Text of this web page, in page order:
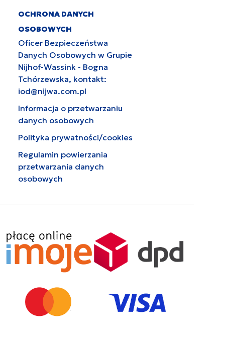
OCHRONA DANYCH
OSOBOWYCH
Oficer Bezpieczeństwa
Danych Osobowych w Grupie
Nijhof-Wassink - Bogna
Tchórzewska, kontakt:
iod@nijwa.com.pl
Informacja o przetwarzaniu
danych osobowych
Polityka prywatności/cookies
Regulamin powierzania
przetwarzania danych
osobowych